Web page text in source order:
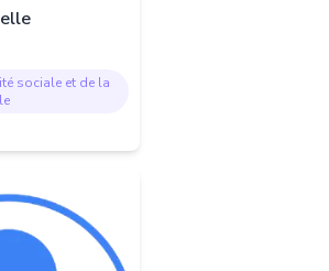
sociale et de la